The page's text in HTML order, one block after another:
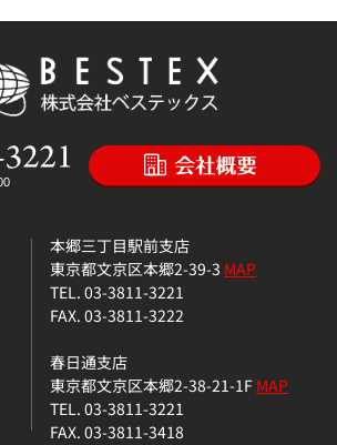
本郷三丁目駅前支店
東京都文京区本郷2-39-3 MAP
TEL. 03-3811-3221
FAX. 03-3811-3222
春日通支店
東京都文京区本郷2-38-21-1FMAP
TEL. 03-3811-3221
FAX. 03-3811-3418